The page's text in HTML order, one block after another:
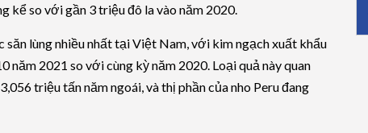
kể so với gần 3 triệu đô la vào năm 2020.
lùng nhiều nhất tại Việt Nam, với kim ngạch xuất khẩu
năm 2021 so với cùng kỳ năm 2020. Loại quả này quan
triệu tấn năm ngoái, và thị phần của nho Peru đang